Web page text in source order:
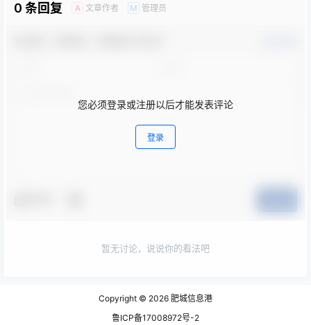
0 条回复 A 文章作者 M 管理员
您必须登录或注册以后才能发表评论
登录
暂无讨论，说说你的看法吧
Copyright © 2026 肥城信息港
鲁ICP备17008972号-2